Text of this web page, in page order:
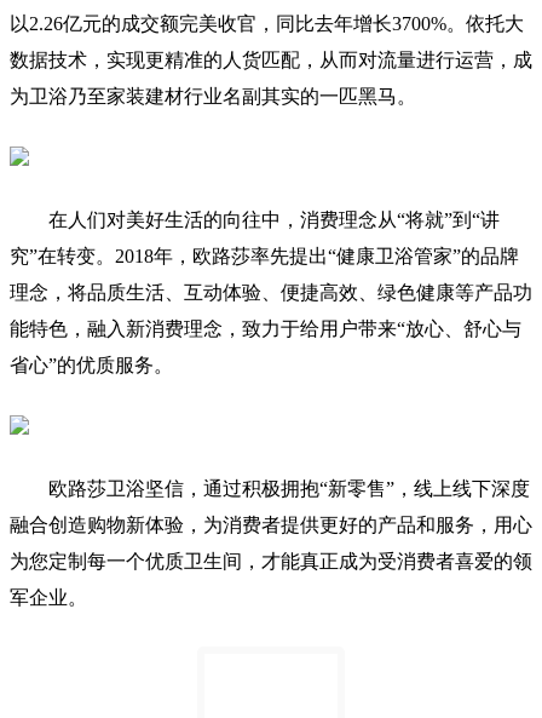
以2.26亿元的成交额完美收官，同比去年增长3700%。依托大
数据技术，实现更精准的人货匹配，从而对流量进行运营，成
为卫浴乃至家装建材行业名副其实的一匹黑马。
在人们对美好生活的向往中，消费理念从“将就”到“讲
究”在转变。2018年，欧路莎率先提出“健康卫浴管家”的品牌
理念，将品质生活、互动体验、便捷高效、绿色健康等产品功
能特色，融入新消费理念，致力于给用户带来“放心、舒心与
省心”的优质服务。
欧路莎卫浴坚信，通过积极拥抱“新零售”，线上线下深度
融合创造购物新体验，为消费者提供更好的产品和服务，用心
为您定制每一个优质卫生间，才能真正成为受消费者喜爱的领
军企业。